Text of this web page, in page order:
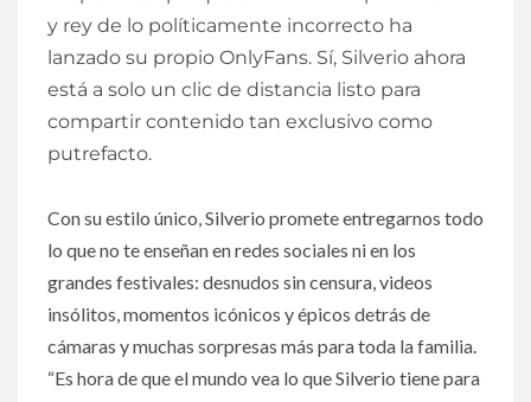
y rey de lo políticamente incorrecto ha
lanzado su propio OnlyFans. Sí, Silverio ahora
está a solo un clic de distancia listo para
compartir contenido tan exclusivo como
putrefacto.
Con su estilo único, Silverio promete entregarnos todo
lo que no te enseñan en redes sociales ni en los
grandes festivales: desnudos sin censura, videos
insólitos, momentos icónicos y épicos detrás de
cámaras y muchas sorpresas más para toda la familia.
“Es hora de que el mundo vea lo que Silverio tiene para